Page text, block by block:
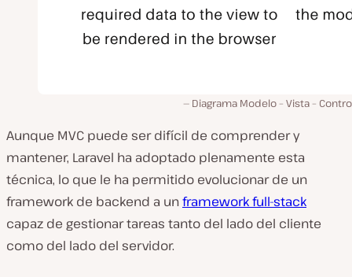
Diagrama Modelo – Vista –
Aunque MVC puede ser difícil de comprender y
mantener, Laravel ha adoptado plenamente esta
técnica, lo que le ha permitido evolucionar de un
framework de backend a unframework full-stack
capaz de gestionar tareas tanto del lado del cliente
como del lado del servidor.